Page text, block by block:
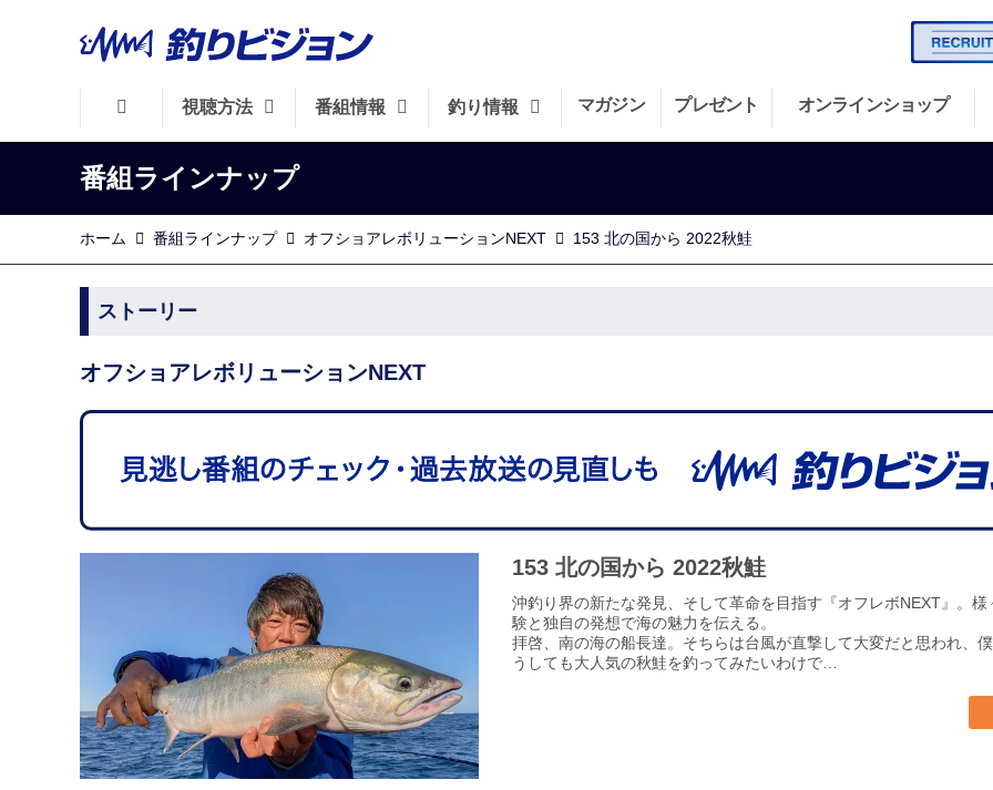
視聴方法 番組情報 釣り情報 マガジン プレゼント オンラインショップ
番組ラインナップ
ホーム 番組ラインナップ オフショアレボリューションNEXT 153 北の国から 2022秋鮭
ストーリー
オフショアレボリューションNEXT
153 北の国から 2022秋鮭
沖釣り界の新たな発見、そして革命を目指す『オフレボNEXT』。
験と独自の発想で海の魅力を伝える。
拝啓、南の海の船長達。そちらは台風が直撃して大変だと思われ
うしても大人気の秋鮭を釣ってみたいわけで…